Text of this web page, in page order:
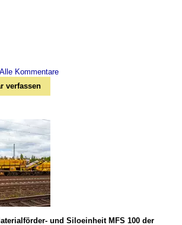
Alle Kommentare
verfassen
und Siloeinheit MFS 100 der